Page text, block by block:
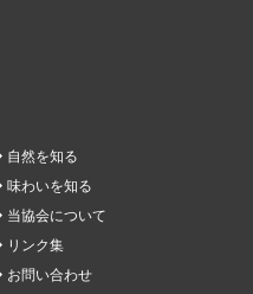
自然を知る
味わいを知る
当協会について
リンク集
お問い合わせ